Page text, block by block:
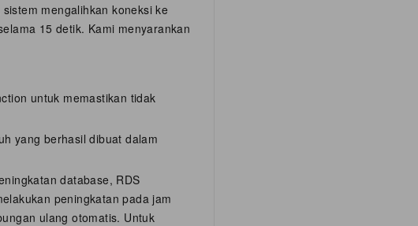
mengalihkan koneksi ke
15 detik. Kami menyarankan
untuk memastikan tidak
yang berhasil dibuat dalam
database, RDS
peningkatan pada jam
ulang otomatis. Untuk